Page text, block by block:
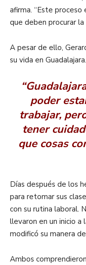
afirma. “Este
que deben procurar la
A pesar de ello,
su vida en Guadalajara.
poder
trabajar,
tener
que cosas
Días después de los
para retomar sus
con su rutina laboral.
llevaron en un inicio
modificó su manera
Ambos